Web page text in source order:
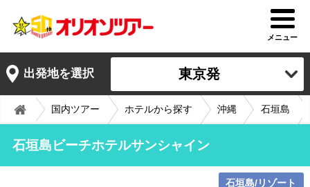
メニュー
出発地を選択 東京発
国内ツアー ホテルから探す 沖縄 石垣島
石垣島ビーチホテルサンシャイン
石垣島/リゾート